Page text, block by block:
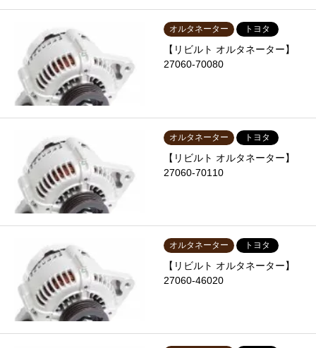
オルタネーター トヨタ
【リビルト オルタネーター】
27060-70080
オルタネーター トヨタ
【リビルト オルタネーター】
27060-70110
オルタネーター トヨタ
【リビルト オルタネーター】
27060-46020